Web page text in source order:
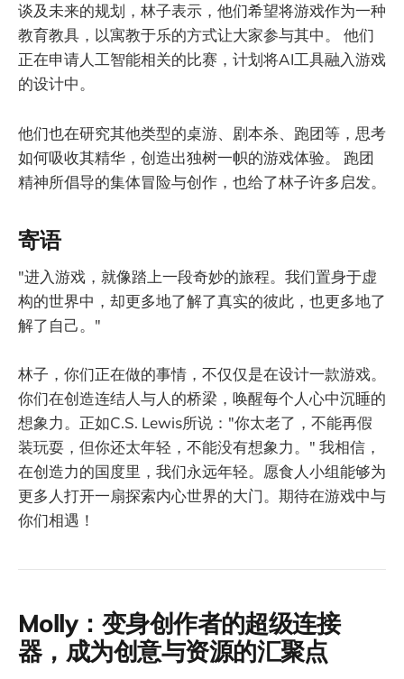
谈及未来的规划，林子表示，他们希望将游戏作为一种
教育教具，以寓教于乐的方式让大家参与其中。 他们
正在申请人工智能相关的比赛，计划将AI工具融入游戏
的设计中。
他们也在研究其他类型的桌游、剧本杀、跑团等，思考
如何吸收其精华，创造出独树一帜的游戏体验。 跑团
精神所倡导的集体冒险与创作，也给了林子许多启发。
寄语
"进入游戏，就像踏上一段奇妙的旅程。我们置身于虚
构的世界中，却更多地了解了真实的彼此，也更多地了
解了自己。"
林子，你们正在做的事情，不仅仅是在设计一款游戏。
你们在创造连结人与人的桥梁，唤醒每个人心中沉睡的
想象力。正如C.S. Lewis所说："你太老了，不能再假
装玩耍，但你还太年轻，不能没有想象力。" 我相信，
在创造力的国度里，我们永远年轻。愿食人小组能够为
更多人打开一扇探索内心世界的大门。期待在游戏中与
你们相遇！
Molly：变身创作者的超级连接
器，成为创意与资源的汇聚点